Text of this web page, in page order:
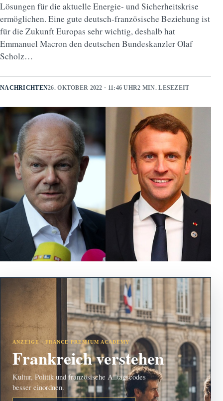
Lösungen für die aktuelle Energie- und Sicherheitskrise
ermöglichen. Eine gute deutsch-französische Beziehung ist
für die Zukunft Europas sehr wichtig, deshalb hat
Emmanuel Macron den deutschen Bundeskanzler Olaf
Scholz…
NACHRICHTEN26. OKTOBER 2022 · 11:46 UHR2 MIN. LESEZEIT
ANZEIGE · FRANCE PREMIUM ACADEMY
Frankreich verstehen
Kultur, Politik und französische Alltagscodes
besser einordnen.